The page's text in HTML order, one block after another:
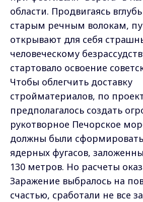
области. Продвигаясь
старым речным волокам,
открывают для себя
человеческому
стартовало освоение
Чтобы облегчить доставку
стройматериалов, по
предполагалось создать
рукотворное Печорское
должны были
ядерных фугасов,
130 метров. Но расчеты
Заражение выбралось на
счастью, сработали не все